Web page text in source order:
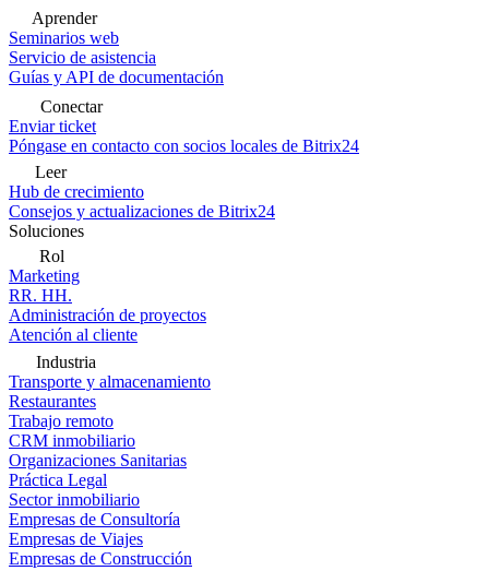
Aprender
Seminarios web
Servicio de asistencia
Guías y API de documentación
Conectar
Enviar ticket
Póngase en contacto con socios locales de Bitrix24
Leer
Hub de crecimiento
Consejos y actualizaciones de Bitrix24
Soluciones
Rol
Marketing
RR. HH.
Administración de proyectos
Atención al cliente
Industria
Transporte y almacenamiento
Restaurantes
Trabajo remoto
CRM inmobiliario
Organizaciones Sanitarias
Práctica Legal
Sector inmobiliario
Empresas de Consultoría
Empresas de Viajes
Empresas de Construcción